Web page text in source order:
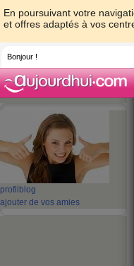
En poursuivant votre
et offres adaptés à vos
Bonjour !
profil blog
ajouter de vos amies